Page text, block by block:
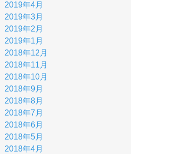
2019年4月
2019年3月
2019年2月
2019年1月
2018年12月
2018年11月
2018年10月
2018年9月
2018年8月
2018年7月
2018年6月
2018年5月
2018年4月